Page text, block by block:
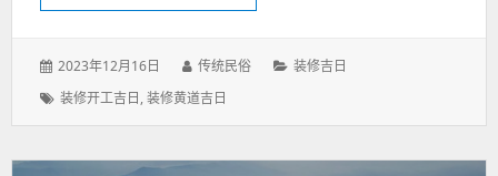
发
于：
2023年12月16日
作
传统民俗
分
装修吉日
标
装修开工吉日,装修黄道吉日